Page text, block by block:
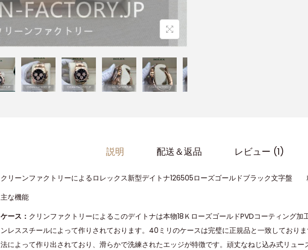
説明 配送＆返品 レビュー (1)
クリーンファクトリーによるロレックス新型デイトナ126505ローズゴールドブラック文字盤
主な機能
ケース： クリンファクトリーによるこのデイトナは本物18ＫローズゴールドPVDコーティング
ンレススチールによって作りされております。40ミリのケースは完璧に正規品と一致しており
法によって作り出されており、滑らかで洗練されたエッジが特徴です。頑丈なねじ込み式リュー